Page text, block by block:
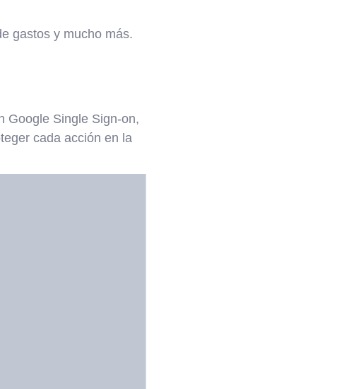
gastos y mucho más.
Google Single Sign-on,
cada acción en la